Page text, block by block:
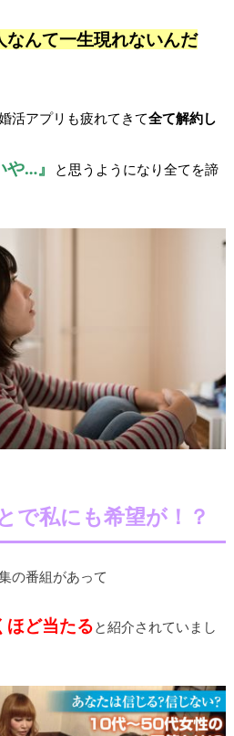
なんて一生現れないんだ
活アプリも疲れてきて全て解約し
…』
と思うようになり全てを諦
で私にも希望が！？
の番組があって
ほど当たる と紹介されていまし